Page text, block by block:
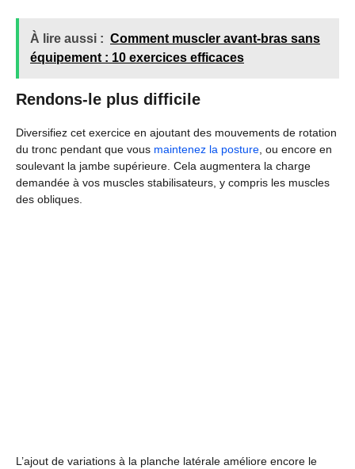
À lire aussi : Comment muscler avant-bras sans
équipement : 10 exercices efficaces
Rendons-le plus difficile
Diversifiez cet exercice en ajoutant des mouvements de rotation
du tronc pendant que vous maintenez la posture , ou encore en
soulevant la jambe supérieure. Cela augmentera la charge
demandée à vos muscles stabilisateurs, y compris les muscles
des obliques.
L’ajout de variations à la planche latérale améliore encore le